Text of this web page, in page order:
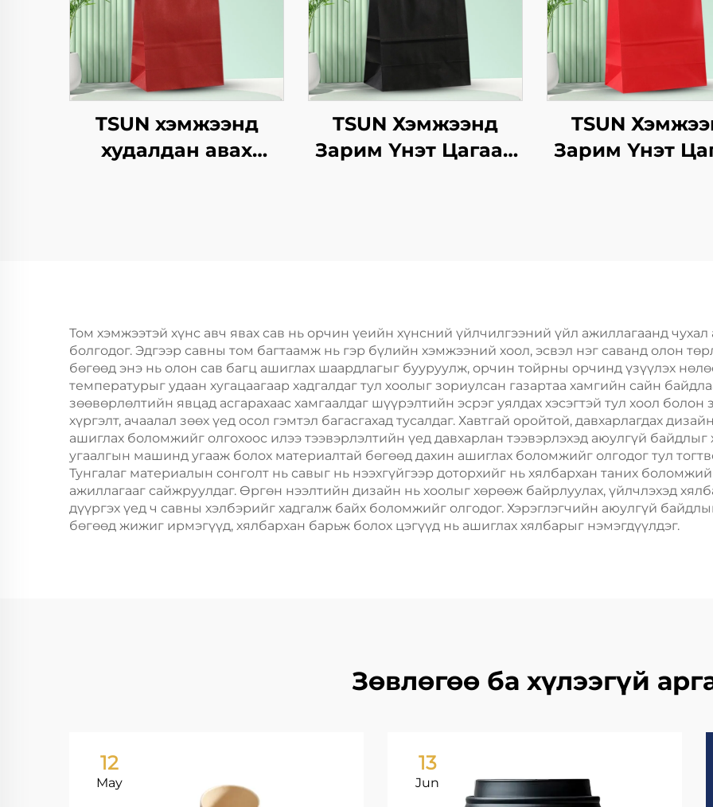
TSUN хэмжээнд
худалдан авах
барих
TSUN Хэмжээнд
Зарим Үнэт Цагаан
TSUN
Зарим Үнэт
Шиппинг
Том хэмжээтэй хүнс авч явах сав нь орчин үеийн хүнсний үйлчилгээний үйл ажиллагаанд чухал
болгодог. Эдгээр савны том багтаамж нь гэр бүлийн хэмжээний хоол, эсвэл нэг саванд олон
бөгөөд энэ нь олон сав багц ашиглах шаардлагыг бууруулж, орчин тойрны орчинд үзүүлэх
температурыг удаан хугацаагаар хадгалдаг тул хоолыг зориулсан газартаа хамгийн сайн
зөөвөрлөлтийн явцад асгарахаас хамгаалдаг шүүрэлтийн эсрэг уялдах хэсэгтэй тул хоол болон
хүргэлт, ачаалал зөөх үед осол гэмтэл багасгахад тусалдаг. Хавтгай оройтой, давхарлагдах
ашиглах боломжийг олгохоос илээ тээвэрлэлтийн үед давхарлан тээвэрлэхэд аюулгүй байдлыг
угаалгын машинд угааж болох материалтай бөгөөд дахин ашиглах боломжийг олгодог тул
Тунгалаг материалын сонголт нь савыг нь нээхгүйгээр доторхийг нь хялбархан таних
ажиллагааг сайжруулдаг. Өргөн нээлтийн дизайн нь хоолыг хөрөөж байрлуулах, үйлчлэхэд
дүүргэх үед ч савны хэлбэрийг хадгалж байх боломжийг олгодог. Хэрэглэгчийн аюулгүй
бөгөөд жижиг ирмэгүүд, хялбархан барьж болох цэгүүд нь ашиглах хялбарыг нэмэгдүүлдэг.
Зөвлөгөө ба хүлээгүй
12
May
13
Jun